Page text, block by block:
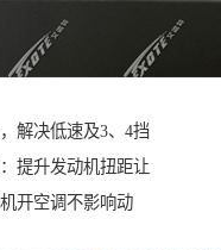
解决低速及3、4挡
提升发动机扭距让
开空调不影响动